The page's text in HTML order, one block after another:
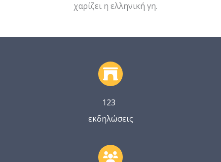
χαρίζει η ελληνική γη.
123
εκδηλώσεις